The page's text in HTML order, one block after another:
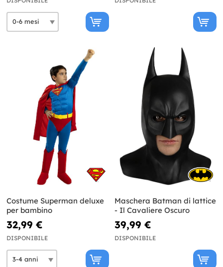
Costume Superman deluxe
per bambino
32,99 €
DISPONIBILE
Maschera Batman di lattice
- Il Cavaliere Oscuro
39,99 €
DISPONIBILE